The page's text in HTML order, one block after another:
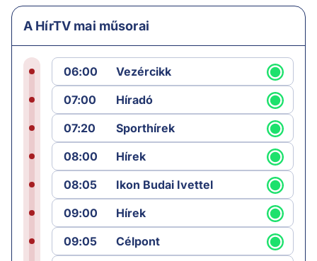
A HírTV mai műsorai
06:00
Vezércikk
07:00
Híradó
07:20
Sporthírek
08:00
Hírek
08:05
Ikon Budai Ivettel
09:00
Hírek
09:05
Célpont